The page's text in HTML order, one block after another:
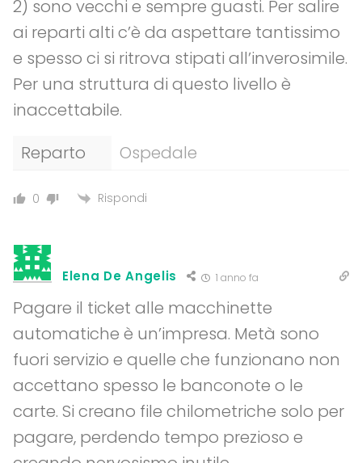
2) sono vecchi e sempre guasti. Per salire
ai reparti alti c’è da aspettare tantissimo
e spesso ci si ritrova stipati all’inverosimile.
Per una struttura di questo livello è
inaccettabile.
Reparto
Ospedale
0 Rispondi
Elena De Angelis 1 anno fa
Pagare il ticket alle macchinette
automatiche è un’impresa. Metà sono
fuori servizio e quelle che funzionano non
accettano spesso le banconote o le
carte. Si creano file chilometriche solo per
pagare, perdendo tempo prezioso e